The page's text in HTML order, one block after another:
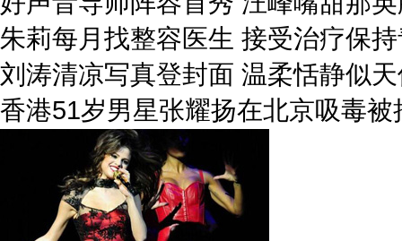
朱莉每月找整容医生 接受治疗保
刘涛清凉写真登封面 温柔恬静似
香港51岁男星张耀扬在北京吸毒被